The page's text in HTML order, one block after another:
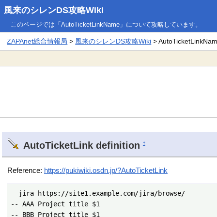
風来のシレンDS攻略Wiki
このページでは「AutoTicketLinkName」について攻略しています。
ZAPAnet総合情報局 > 風来のシレンDS攻略Wiki >
AutoTicketLink definition †
Reference: https://pukiwiki.osdn.jp/?AutoTicketLink
- jira https://site1.example.com/jira/browse/
-- AAA Project title $1
-- BBB Project title $1